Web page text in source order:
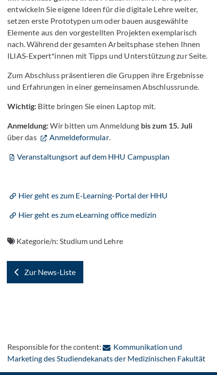
entwickeln Sie eigene Ideen für die digitale Lehre weiter,
setzen erste Prototypen um oder bauen ausgewählte
Elemente aus den vorgestellten Projekten exemplarisch
nach. Während der gesamten Arbeitsphase stehen Ihnen
ILIAS-Expert*innen mit Tipps und Unterstützung zur Seite.
Zum Abschluss präsentieren die Gruppen ihre Ergebnisse
und Erfahrungen in einer gemeinsamen Abschlussrunde.
Wichtig: Bitte bringen Sie einen Laptop mit.
Anmeldung:Wir bitten um Anmeldung bis zum 15. Juli
über das
Anmeldeformular.
Veranstaltungsort auf dem HHU Campusplan
Hier geht es zum E-Learning-Portal der HHU
Hier geht es zum eLearning office medizin
Kategorie/n: Studium und Lehre
Zur News-Liste
Responsible for the content:
Kommunikation und
Marketing des Studiendekanats der Medizinischen Fakultät: